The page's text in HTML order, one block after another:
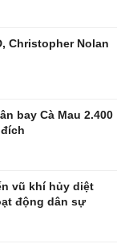
Christopher Nolan
bay Cà Mau 2.400
vũ khí hủy diệt
động dân sự